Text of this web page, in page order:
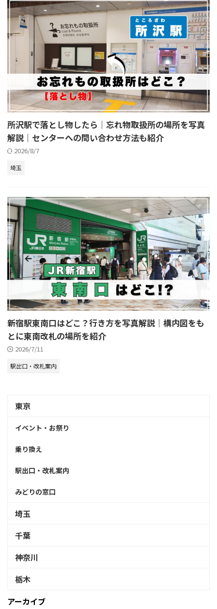
所沢駅で落とし物したら｜忘れ物取扱所の場所を写真
解説｜センターへの問い合わせ方法も紹介
2026/8/7
埼玉
新宿駅東南口はどこ？行き方を写真解説｜構内図をも
とに東南改札の場所を紹介
2026/7/11
駅出口・改札案内
東京
イベント・お祭り
乗り換え
駅出口・改札案内
みどりの窓口
埼玉
千葉
神奈川
栃木
アーカイブ